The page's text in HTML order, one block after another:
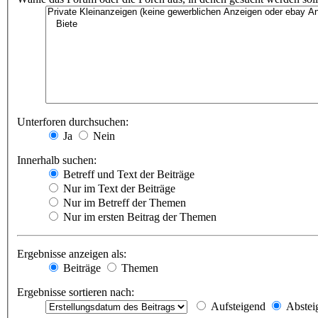
Unterforen durchsuchen:
Ja
Nein
Innerhalb suchen:
Betreff und Text der Beiträge
Nur im Text der Beiträge
Nur im Betreff der Themen
Nur im ersten Beitrag der Themen
Ergebnisse anzeigen als:
Beiträge
Themen
Ergebnisse sortieren nach:
Aufsteigend